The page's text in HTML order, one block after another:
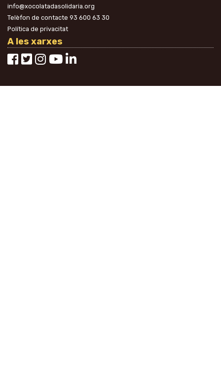
info@xocolatadasolidaria.org
Telèfon de contacte 93 600 63 30
Política de privacitat
A les xarxes